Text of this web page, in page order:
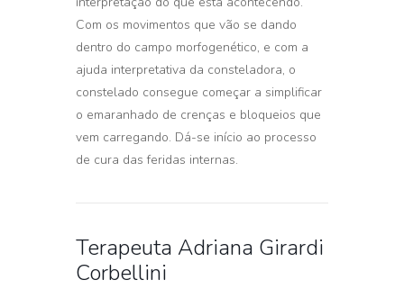
Com os movimentos que vão se dando
dentro do campo morfogenético, e com a
ajuda interpretativa da consteladora, o
constelado consegue começar a simplificar
o emaranhado de crenças e bloqueios que
vem carregando. Dá-se início ao processo
de cura das feridas internas.
Terapeuta Adriana Girardi
Corbellini